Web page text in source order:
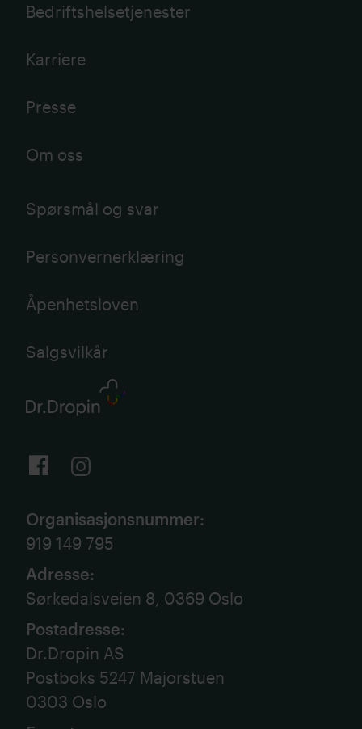
Bedriftshelsetjenester
Karriere
Presse
Om oss
Spørsmål og svar
Personvernerklæring
Åpenhetsloven
Salgsvilkår
Organisasjonsnummer:
919 149 795
Adresse:
Sørkedalsveien 8, 0369 Oslo
Postadresse:
Dr.Dropin AS
Postboks 5247 Majorstuen
0303 Oslo